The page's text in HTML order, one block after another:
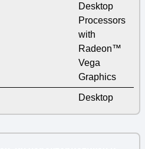
Desktop
Processors
with
Radeon™
Vega
Graphics
Desktop